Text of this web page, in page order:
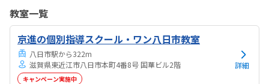
気持ちになれて良かった。
教室一覧
京進の個別指導スクール・ワン八日市教室
八日市駅から322m
滋賀県東近江市八日市本町4番8号 国華ビル2階
キャンペーン実施中
詳細